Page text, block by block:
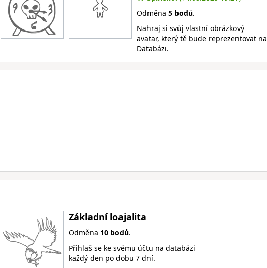
Odměna 5 bodů.
Nahraj si svůj vlastní obrázkový
avatar, který tě bude reprezentovat na
Databázi.
Základní loajalita
Odměna 10 bodů.
Přihlaš se ke svému účtu na databázi
každý den po dobu 7 dní.